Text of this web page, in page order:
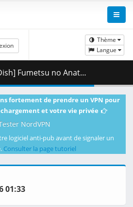
Thème
Langue
1080p H.264 AAC 2.0) [BD9702BD].mkv.002 ( 499.28 MB )
fortement de prendre un VPN pour
et votre vie privée
NordVPN
logiciel anti-pub avant de signaler un
Consulter la page tutoriel
01:33